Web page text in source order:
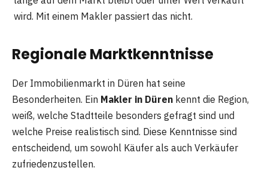
wird. Mit einem Makler passiert das nicht.
Regionale Marktkenntnisse
Der Immobilienmarkt in Düren hat seine
Besonderheiten. Ein Makler in Düren kennt die Region,
weiß, welche Stadtteile besonders gefragt sind und
welche Preise realistisch sind. Diese Kenntnisse sind
entscheidend, um sowohl Käufer als auch Verkäufer
zufriedenzustellen.